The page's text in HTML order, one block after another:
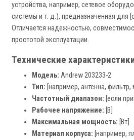
устройства, например, сетевое
системы и т. д.), предназначенная для
Отличается надежностью,
простотой эксплуатации.
Технические
Модель: Andrew 203233-2
Тип: [например, антенна, фильтр,
Частотный диапазон: [если
Рабочее напряжение: [В]
Максимальная мощность: [Вт]
Материал корпуса: [например,